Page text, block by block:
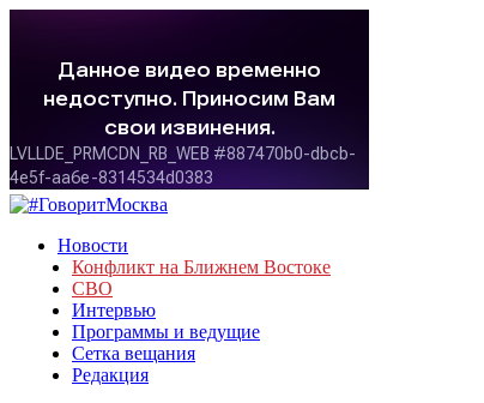
Новости
Конфликт на Ближнем Востоке
СВО
Интервью
Программы и ведущие
Сетка вещания
Редакция